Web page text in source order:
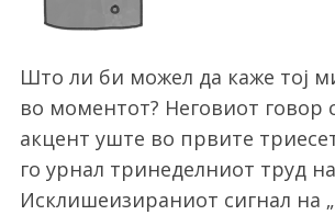
Што ли би можел да каже тој
во моментот? Неговиот говор
акцент уште во првите
го урнал тринеделниот труд
Исклишеизираниот сигнал на